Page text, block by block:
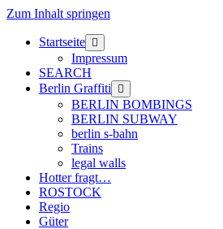
Zum Inhalt springen
Startseite Menü
öffnen
Impressum
SEARCH
Berlin Graffiti
Menü
öffnen
BERLIN BOMBINGS
BERLIN SUBWAY
berlin s-bahn
Trains
legal walls
Hotter fragt…
ROSTOCK
Regio
Güter